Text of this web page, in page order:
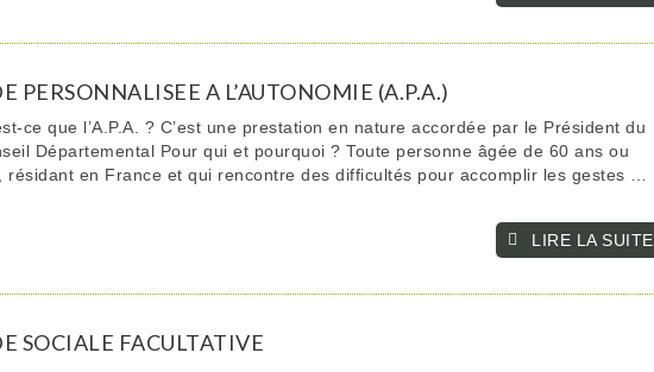
PERSONNALISEE A L’AUTONOMIE (A.P.A.)
ce que l’A.P.A. ? C’est une prestation en nature accordée par le Président du
Départemental Pour qui et pourquoi ? Toute personne âgée de 60 ans ou
résidant en France et qui rencontre des difficultés pour accomplir les gestes …
LIRE LA SUITE­­
SOCIALE FACULTATIVE